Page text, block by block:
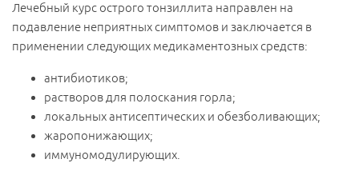
Лечебный курс острого тонзиллита направлен на
подавление неприятных симптомов и заключается в
применении следующих медикаментозных средств:
антибиотиков;
растворов для полоскания горла;
локальных антисептических и обезболивающих;
жаропонижающих;
иммуномодулирующих.